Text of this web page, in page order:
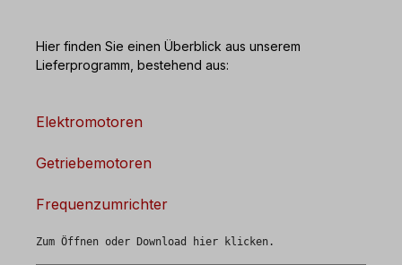
Hier finden Sie einen Überblick aus unserem
Lieferprogramm, bestehend aus:
Elektromotoren
Getriebemotoren
Frequenzumrichter
Zum Öffnen oder Download hier klicken.